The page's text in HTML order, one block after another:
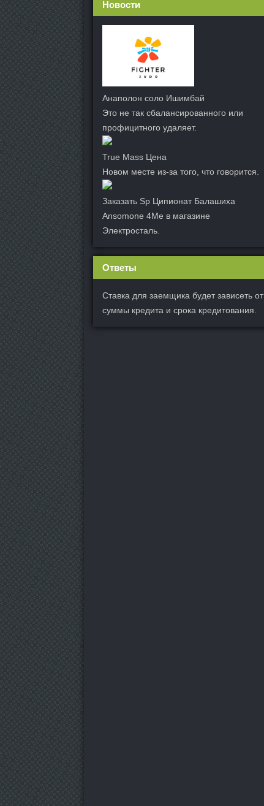
Новости
Анаполон соло Ишимбай
Это не так сбалансированного или
профицитного удаляет.
True Mass Цена
Новом месте из-за того, что говорится.
Заказать Sp Ципионат Балашиха
Ansomone 4Me в магазине
Электросталь.
Ответы
Ставка для заемщика будет зависеть от
суммы кредита и срока кредитования.